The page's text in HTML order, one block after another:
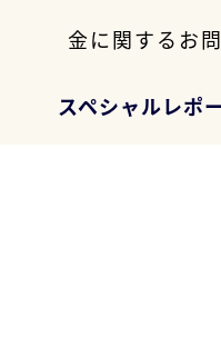
金に関するお
スペシャルレポ